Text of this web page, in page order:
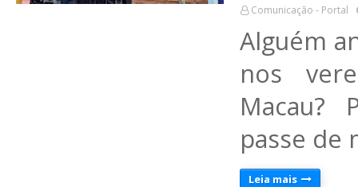
Comunicação - Portal
Alguém
nos
Macau?
passe de
Leia mais